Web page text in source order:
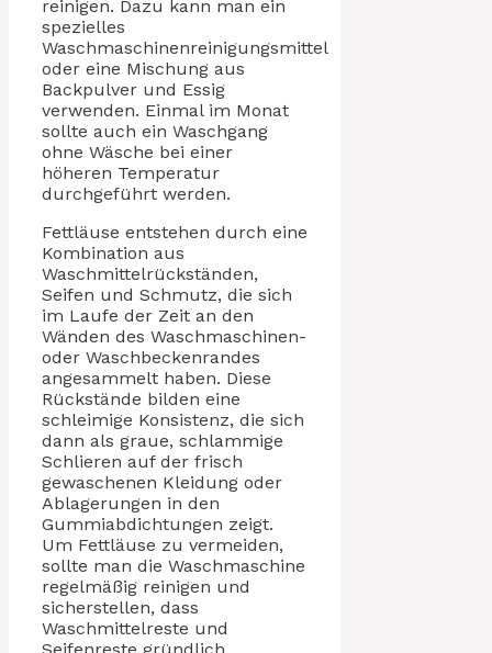
reinigen. Dazu kann man ein
spezielles
Waschmaschinenreinigungsmittel
oder eine Mischung aus
Backpulver und Essig
verwenden. Einmal im Monat
sollte auch ein Waschgang
ohne Wäsche bei einer
höheren Temperatur
durchgeführt werden.
Fettläuse entstehen durch eine
Kombination aus
Waschmittelrückständen,
Seifen und Schmutz, die sich
im Laufe der Zeit an den
Wänden des Waschmaschinen-
oder Waschbeckenrandes
angesammelt haben. Diese
Rückstände bilden eine
schleimige Konsistenz, die sich
dann als graue, schlammige
Schlieren auf der frisch
gewaschenen Kleidung oder
Ablagerungen in den
Gummiabdichtungen zeigt.
Um Fettläuse zu vermeiden,
sollte man die Waschmaschine
regelmäßig reinigen und
sicherstellen, dass
Waschmittelreste und
Seifenreste gründlich